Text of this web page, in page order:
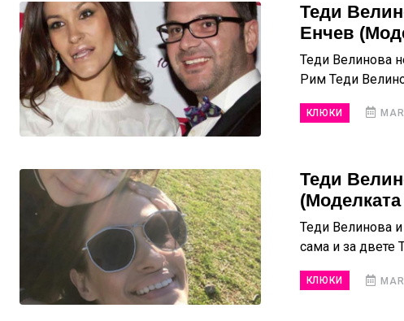
Теди
Енчев
Теди Велинова
Рим Теди
КЛЮКИ
Теди
Теди Велинова
сама и за двете
КЛЮКИ